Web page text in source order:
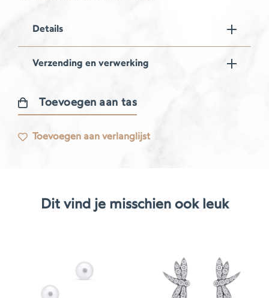
Details
Verzending en verwerking
Gatsby
oorbellen
Toevoegen aan tas
Toevoegen aan verlanglijst
Dit vind je misschien ook leuk